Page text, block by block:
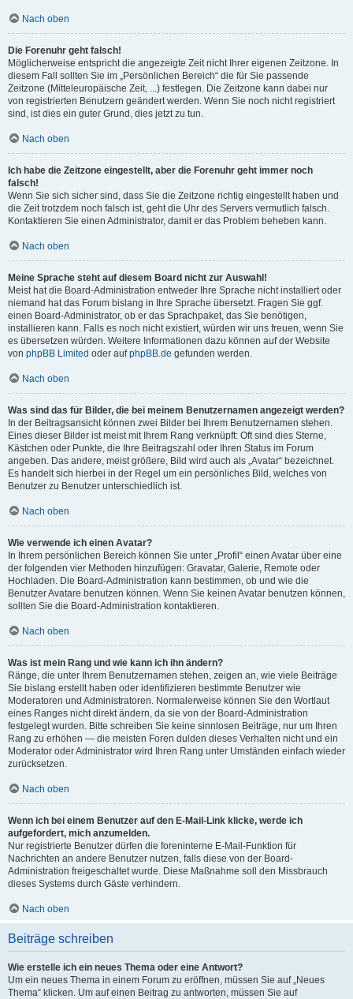
Nach oben
Die Forenuhr geht falsch!
Möglicherweise entspricht die angezeigte Zeit nicht Ihrer eigenen Zeitzone. In
diesem Fall sollten Sie im „Persönlichen Bereich“ die für Sie passende
Zeitzone (Mitteleuropäische Zeit, ...) festlegen. Die Zeitzone kann dabei nur
von registrierten Benutzern geändert werden. Wenn Sie noch nicht registriert
sind, ist dies ein guter Grund, dies jetzt zu tun.
Nach oben
Ich habe die Zeitzone eingestellt, aber die Forenuhr geht immer noch
falsch!
Wenn Sie sich sicher sind, dass Sie die Zeitzone richtig eingestellt haben und
die Zeit trotzdem noch falsch ist, geht die Uhr des Servers vermutlich falsch.
Kontaktieren Sie einen Administrator, damit er das Problem beheben kann.
Nach oben
Meine Sprache steht auf diesem Board nicht zur Auswahl!
Meist hat die Board-Administration entweder Ihre Sprache nicht installiert oder
niemand hat das Forum bislang in Ihre Sprache übersetzt. Fragen Sie ggf.
einen Board-Administrator, ob er das Sprachpaket, das Sie benötigen,
installieren kann. Falls es noch nicht existiert, würden wir uns freuen, wenn Sie
es übersetzen würden. Weitere Informationen dazu können auf der Website
von phpBB Limited oder aufphpBB.de gefunden werden.
Nach oben
Was sind das für Bilder, die bei meinem Benutzernamen angezeigt werden?
In der Beitragsansicht können zwei Bilder bei Ihrem Benutzernamen stehen.
Eines dieser Bilder ist meist mit Ihrem Rang verknüpft: Oft sind dies Sterne,
Kästchen oder Punkte, die Ihre Beitragszahl oder Ihren Status im Forum
angeben. Das andere, meist größere, Bild wird auch als „Avatar“ bezeichnet.
Es handelt sich hierbei in der Regel um ein persönliches Bild, welches von
Benutzer zu Benutzer unterschiedlich ist.
Nach oben
Wie verwende ich einen Avatar?
In Ihrem persönlichen Bereich können Sie unter „Profil“ einen Avatar über eine
der folgenden vier Methoden hinzufügen: Gravatar, Galerie, Remote oder
Hochladen. Die Board-Administration kann bestimmen, ob und wie die
Benutzer Avatare benutzen können. Wenn Sie keinen Avatar benutzen können,
sollten Sie die Board-Administration kontaktieren.
Nach oben
Was ist mein Rang und wie kann ich ihn ändern?
Ränge, die unter Ihrem Benutzernamen stehen, zeigen an, wie viele Beiträge
Sie bislang erstellt haben oder identifizieren bestimmte Benutzer wie
Moderatoren und Administratoren. Normalerweise können Sie den Wortlaut
eines Ranges nicht direkt ändern, da sie von der Board-Administration
festgelegt wurden. Bitte schreiben Sie keine sinnlosen Beiträge, nur um Ihren
Rang zu erhöhen — die meisten Foren dulden dieses Verhalten nicht und ein
Moderator oder Administrator wird Ihren Rang unter Umständen einfach wieder
zurücksetzen.
Nach oben
Wenn ich bei einem Benutzer auf den E-Mail-Link klicke, werde ich
aufgefordert, mich anzumelden.
Nur registrierte Benutzer dürfen die foreninterne E-Mail-Funktion für
Nachrichten an andere Benutzer nutzen, falls diese von der Board-
Administration freigeschaltet wurde. Diese Maßnahme soll den Missbrauch
dieses Systems durch Gäste verhindern.
Nach oben
Beiträge schreiben
Wie erstelle ich ein neues Thema oder eine Antwort?
Um ein neues Thema in einem Forum zu eröffnen, müssen Sie auf „Neues
Thema“ klicken. Um auf einen Beitrag zu antworten, müssen Sie auf